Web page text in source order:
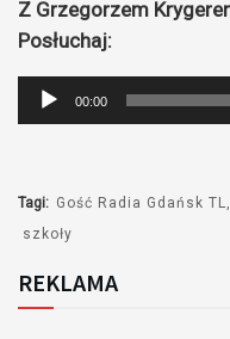
Z Grzegorzem
Posłuchaj:
Odtwarzacz
plików
00:00
Tagi: Gość Radia Gdańsk TL
szkoły
REKLAMA